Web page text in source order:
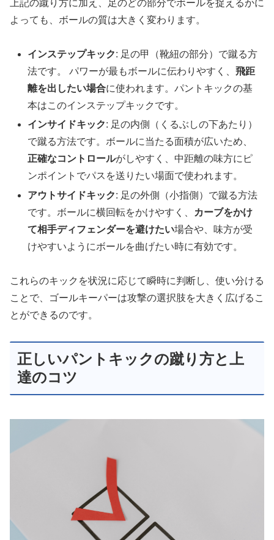
上記の蹴り方に加え、足のどの部分でボールを捉えるかに
よっても、ボールの質は大きく変わります。
インステップキック: 足の甲（靴紐の部分）で蹴る方
法です。 パワーが最もボールに伝わりやすく、飛距
離を出したい場合に使われます。パントキックの基
本はこのインステップキックです。
インサイドキック: 足の内側（くるぶしの下あたり）
で蹴る方法です。ボールに当たる面積が広いため、
正確なコントロールがしやすく、中距離の味方にピ
ンポイントでパスを送りたい場面で使われます。
アウトサイドキック: 足の外側（小指側）で蹴る方法
です。ボールに横回転をかけやすく、
カーブをかけ
て相手ディフェンダーを避けたい場合や、味方が受
けやすいようにボールを曲げたい時に有効です。
これらのキックを状況に応じて瞬時に判断し、使い分ける
ことで、ゴールキーパーは攻撃の選択肢を大きく広げるこ
とができるのです。
正しいパントキックの蹴り方と上
達のコツ